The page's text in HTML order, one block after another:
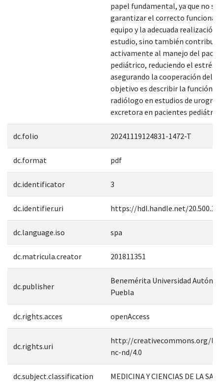
papel fundamental, ya que no
garantizar el correcto
equipo y la adecuada realización
estudio, sino también contribuir
activamente al manejo del
pediátrico, reduciendo el estrés y
asegurando la cooperación del
objetivo es describir la función
radiólogo en estudios de
excretora en pacientes
dc.folio 20241119124831-1472-T
dc.format pdf
dc.identificator 3
dc.identifier.uri https://hdl.handle.net/
dc.language.iso spa
dc.matricula.creator 201811351
dc.publisher
Benemérita Universidad
Puebla
dc.rights.acces openAccess
dc.rights.uri
http://creativecommons.org/
nc-nd/4.0
dc.subject.classification MEDICINA Y CIENCIAS DE LA